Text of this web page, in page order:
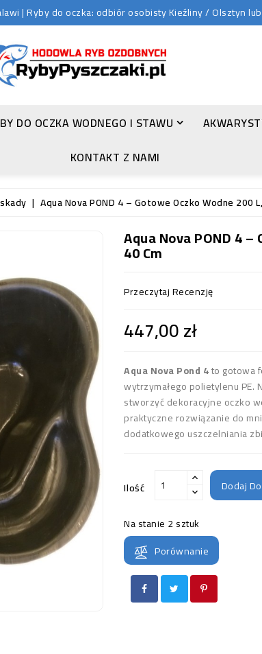
| Ryby do oczka: odbiór osobisty Kieźliny / Olsztyn
DO OCZKA WODNEGO I STAWU
KONTAKT Z NAMI
Aqua Nova POND 4 – Gotowe Oczko Wodne 200
Aqua Nova POND 4
40 Cm
Przeczytaj Recenzję
447,00 zł
Aqua Nova Pond 4to gotowa
wytrzymałego polietylenu PE.
stworzyć dekoracyjne oczko
praktyczne rozwiązanie do
dodatkowego uszczelniania
Ilość Dodaj
Na stanie 2 sztuk
Porównanie